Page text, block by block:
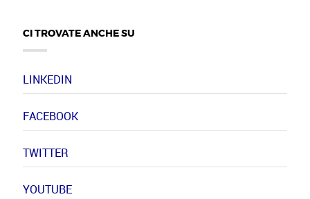
CI TROVATE ANCHE SU
LINKEDIN
FACEBOOK
TWITTER
YOUTUBE